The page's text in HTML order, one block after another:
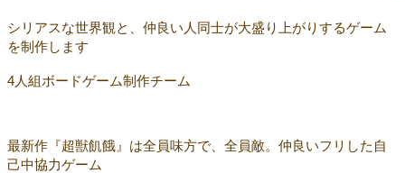
シリアスな世界観と、仲良い人同士が大盛り上がりするゲーム
を制作します
4人組ボードゲーム制作チーム
最新作『超獣飢餓』は全員味方で、全員敵。仲良いフリした自
己中協力ゲーム